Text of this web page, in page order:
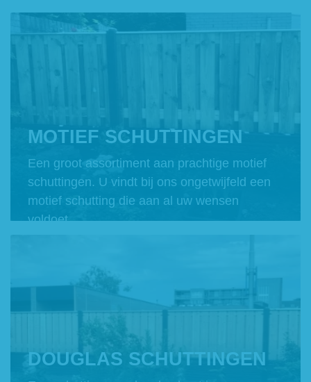
MOTIEF SCHUTTINGEN
Een groot assortiment aan prachtige motief
schuttingen. U vindt bij ons ongetwijfeld een
motief schutting die aan al uw wensen
voldoet.
DOUGLAS SCHUTTINGEN